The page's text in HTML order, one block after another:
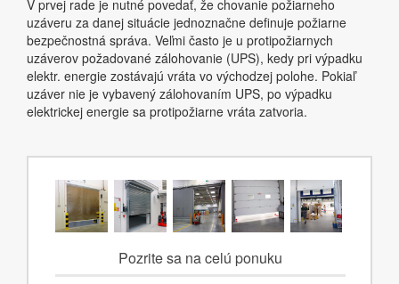
V prvej rade je nutné povedať, že chovanie požiarneho
uzáveru za danej situácie jednoznačne definuje požiarne
bezpečnostná správa. Veľmi často je u protipožiarnych
uzáverov požadované zálohovanie (UPS), kedy pri výpadku
elektr. energie zostávajú vráta vo východzej polohe. Pokiaľ
uzáver nie je vybavený zálohovaním UPS, po výpadku
elektrickej energie sa protipožiarne vráta zatvoria.
Pozrite sa na celú ponuku